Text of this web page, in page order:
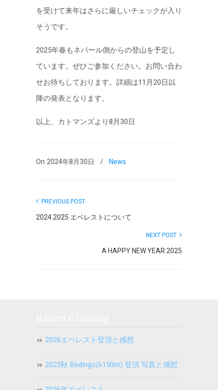
を受けて来年はさらに厳しいチェックが入り
そうです。
2025年春もネパール側からの登山を予定し
ています。ぜひご参加ください。お問い合わ
せお待ちしております。詳細は11月20日以
降の発表となります。
以上、カトマンズより8月30日
On 2024年8月30日 / News
PREVIOUS POST
2024.2025 エベレストについて
NEXT POST
A HAPPY NEW YEAR 2025
2026エベレスト登頂と感想
2025秋 Bedingo(6150m) 登頂 写真と感想